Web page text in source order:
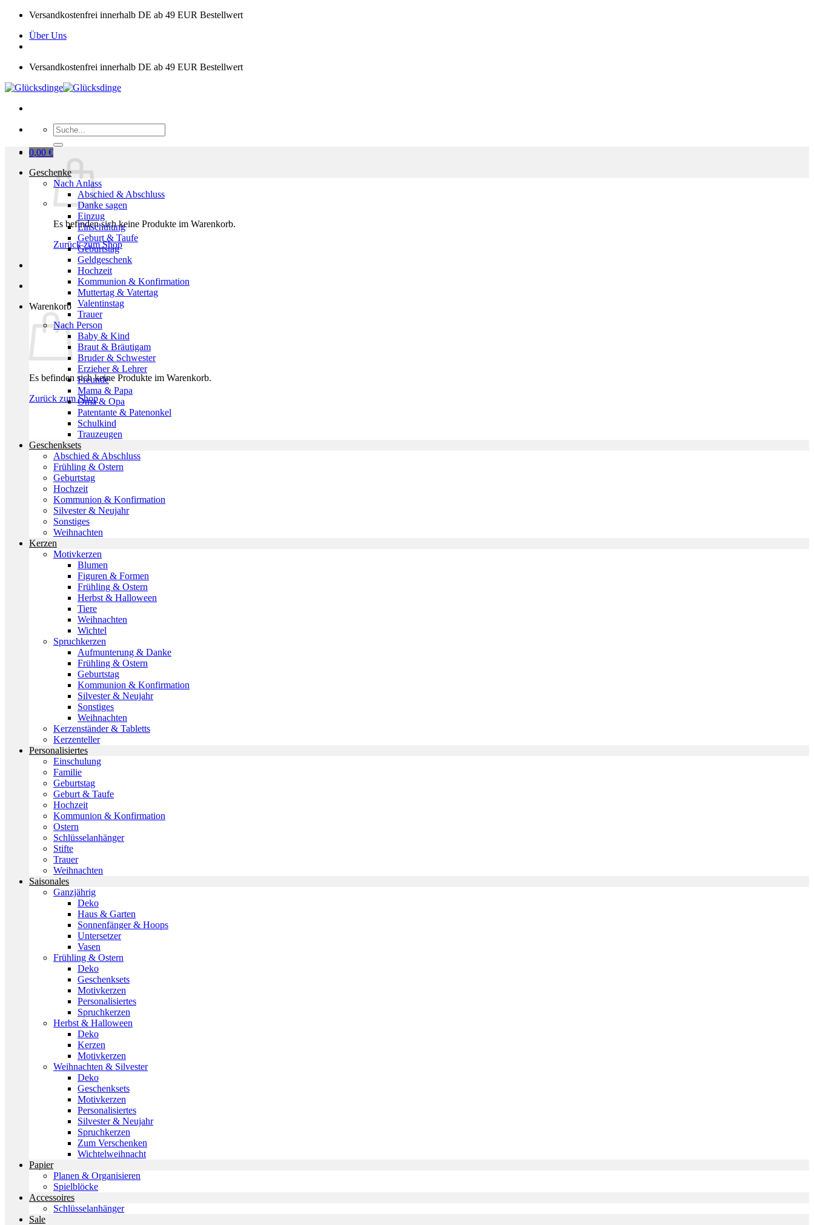
Zum
springen
Versandkostenfrei innerhalb DE ab 49 EUR Bestellwert
Über Uns
Versandkostenfrei innerhalb DE ab 49 EUR Bestellwert
Suchen
nach:
0,00 €
Es befinden sich keine Produkte im Warenkorb.
Zurück zum Shop
Warenkorb
Es befinden sich keine Produkte im Warenkorb.
Zurück zum Shop
Geschenke
Nach Anlass
Abschied & Abschluss
Danke sagen
Einzug
Einschulung
Geburt & Taufe
Geburtstag
Geldgeschenk
Hochzeit
Kommunion & Konfirmation
Muttertag & Vatertag
Valentinstag
Trauer
Nach Person
Baby & Kind
Braut & Bräutigam
Bruder & Schwester
Erzieher & Lehrer
Freunde
Mama & Papa
Oma & Opa
Patentante & Patenonkel
Schulkind
Trauzeugen
Geschenksets
Abschied & Abschluss
Frühling & Ostern
Geburtstag
Hochzeit
Kommunion & Konfirmation
Silvester & Neujahr
Sonstiges
Weihnachten
Kerzen
Motivkerzen
Blumen
Figuren & Formen
Frühling & Ostern
Herbst & Halloween
Tiere
Weihnachten
Wichtel
Spruchkerzen
Aufmunterung & Danke
Frühling & Ostern
Geburtstag
Kommunion & Konfirmation
Silvester & Neujahr
Sonstiges
Weihnachten
Kerzenständer & Tabletts
Kerzenteller
Personalisiertes
Einschulung
Familie
Geburtstag
Geburt & Taufe
Hochzeit
Kommunion & Konfirmation
Ostern
Schlüsselanhänger
Stifte
Trauer
Weihnachten
Saisonales
Ganzjährig
Deko
Haus & Garten
Sonnenfänger & Hoops
Untersetzer
Vasen
Frühling & Ostern
Deko
Geschenksets
Motivkerzen
Personalisiertes
Spruchkerzen
Herbst & Halloween
Deko
Kerzen
Motivkerzen
Weihnachten & Silvester
Deko
Geschenksets
Motivkerzen
Personalisiertes
Silvester & Neujahr
Spruchkerzen
Zum Verschenken
Wichtelweihnacht
Papier
Planen & Organisieren
Spielblöcke
Accessoires
Schlüsselanhänger
Sale